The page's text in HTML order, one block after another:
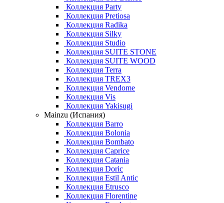
Коллекция Party
Коллекция Pretiosa
Коллекция Radika
Коллекция Silky
Коллекция Studio
Коллекция SUITE STONE
Коллекция SUITE WOOD
Коллекция Terra
Коллекция TREX3
Коллекция Vendome
Коллекция Vis
Коллекция Yakisugi
Mainzu (Испания)
Коллекция Barro
Коллекция Bolonia
Коллекция Bombato
Коллекция Caprice
Коллекция Catania
Коллекция Doric
Коллекция Estil Antic
Коллекция Etrusco
Коллекция Florentine